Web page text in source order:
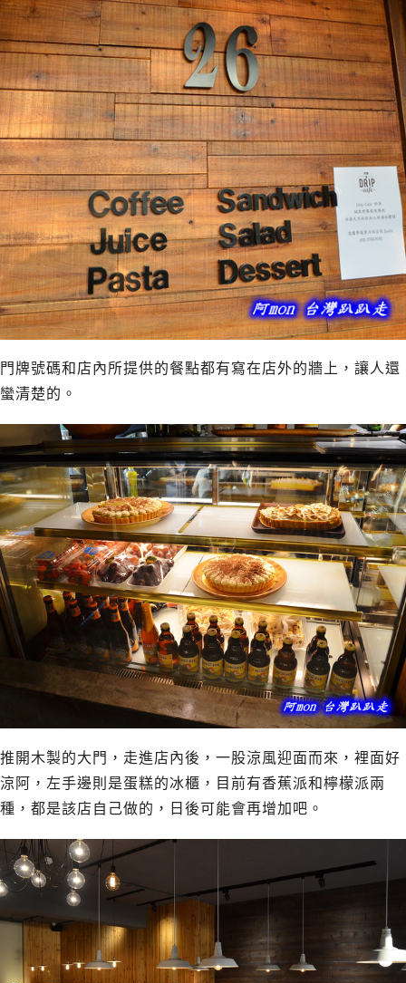
門牌號碼和店內所提供的餐點都有寫在店外的牆上，讓人還
蠻清楚的。
推開木製的大門，走進店內後，一股涼風迎面而來，裡面好
涼阿，左手邊則是蛋糕的冰櫃，目前有香蕉派和檸檬派兩
種，都是該店自己做的，日後可能會再增加吧。